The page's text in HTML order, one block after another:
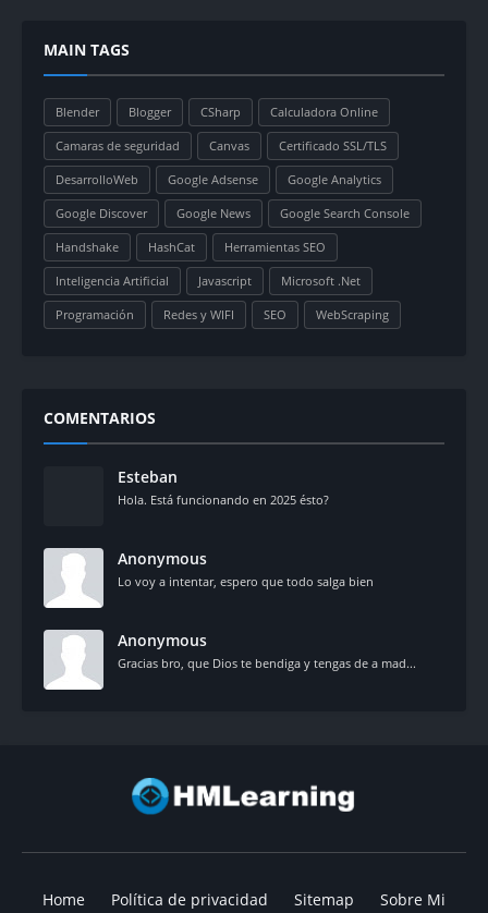
MAIN TAGS
Blender Blogger CSharp Calculadora Online
Camaras de seguridad Canvas Certificado SSL/TLS
DesarrolloWeb Google Adsense Google Analytics
Google Discover Google News Google Search Console
Handshake HashCat Herramientas SEO
Inteligencia Artificial Javascript Microsoft .Net
Programación Redes y WIFI SEO WebScraping
COMENTARIOS
Esteban
Hola. Está funcionando en 2025 ésto?
Anonymous
Lo voy a intentar, espero que todo salga bien
Anonymous
Gracias bro, que Dios te bendiga y tengas de a mad...
Home Política de privacidad Sitemap Sobre Mi